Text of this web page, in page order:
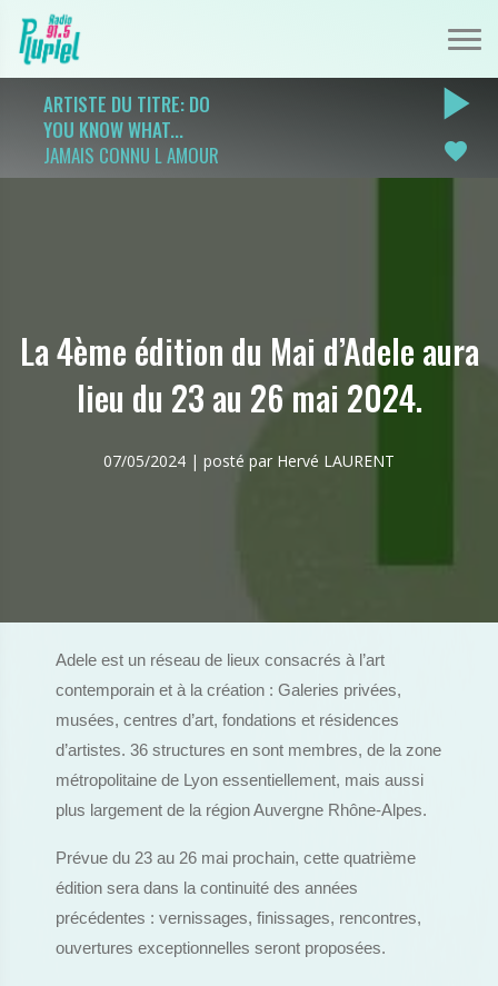
ARTISTE DU TITRE: DO
YOU KNOW WHAT...
JAMAIS CONNU L AMOUR
play_arrow
favorite
La 4ème édition du Mai d’Adele aura
lieu du 23 au 26 mai 2024.
07/05/2024 | posté par Hervé LAURENT
Adele est un réseau de lieux consacrés à l’art
contemporain et à la création : Galeries privées,
musées, centres d’art, fondations et résidences
d’artistes. 36 structures en sont membres, de la zone
métropolitaine de Lyon essentiellement, mais aussi
plus largement de la région Auvergne Rhône-Alpes.
Prévue du 23 au 26 mai prochain, cette quatrième
édition sera dans la continuité des années
précédentes : vernissages, finissages, rencontres,
ouvertures exceptionnelles seront proposées.